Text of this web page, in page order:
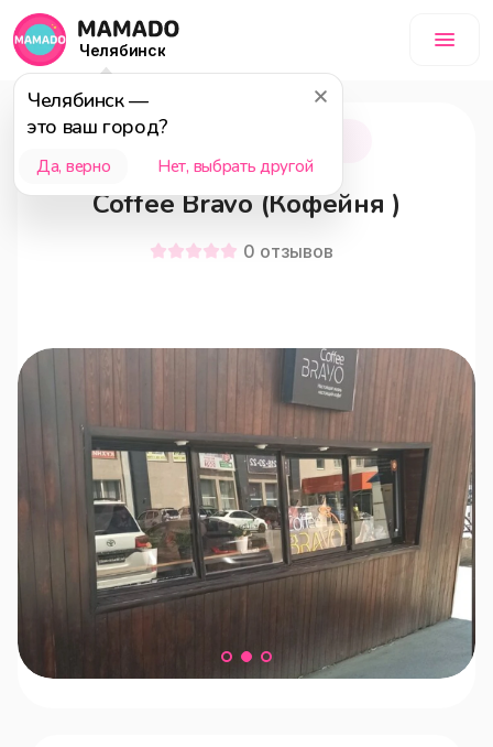
Челябинск
Челябинск—
это ваш город?
Да, верно Нет, выбрать другой
Челябинск
Coffee Bravo (Кофейня )
0 отзывов